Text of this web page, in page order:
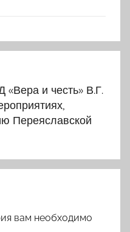
и честь» В.Г.
Переяславской
вам необходимо